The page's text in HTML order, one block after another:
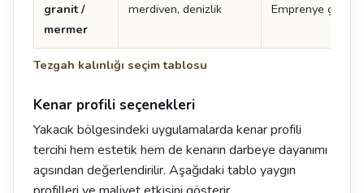
Tezgah kalınlığı seçim tablosu
granit /
mermer
merdiven, denizlik
Emprenye
Kenar profili seçenekleri
Yakacık bölgesindeki uygulamalarda kenar profili
tercihi hem estetik hem de kenarın darbeye dayanımı
açısından değerlendirilir. Aşağıdaki tablo yaygın